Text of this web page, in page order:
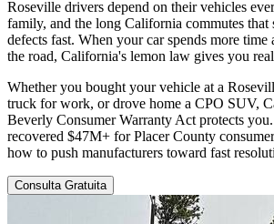
Roseville drivers depend on their vehicles
family, and the long California commutes that
defects fast. When your car spends more time
the road, California's lemon law gives you
Whether you bought your vehicle at a
truck for work, or drove home a CPO SUV,
Beverly Consumer Warranty Act protects
recovered $47M+ for Placer County
how to push manufacturers toward fast
Consulta Gratuita